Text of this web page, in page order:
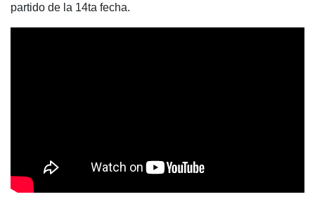
partido de la 14ta fecha.